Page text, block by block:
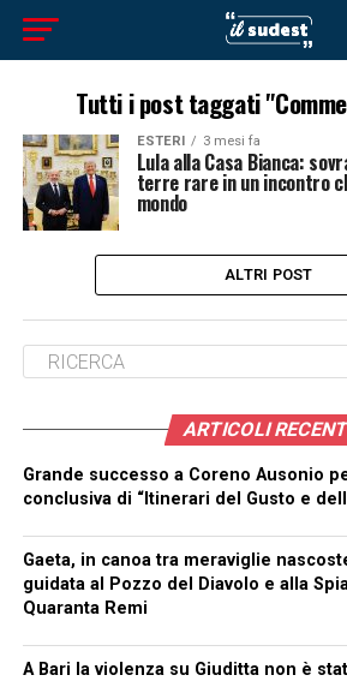
Tutti i post taggati
ESTERI 3 mesi fa
Lula alla Casa Bianca:
terre rare in un incontro
mondo
ALTRI POST
ARTICOLI
Grande successo a Coreno Ausonio
conclusiva di “Itinerari del Gusto e
Gaeta, in canoa tra meraviglie
guidata al Pozzo del Diavolo e alla
Quaranta Remi
A Bari la violenza su Giuditta non è